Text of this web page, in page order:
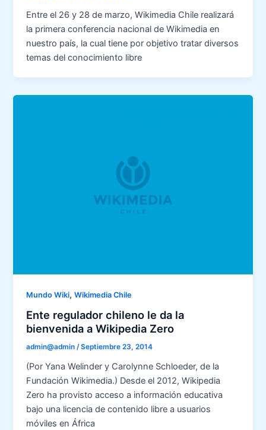
Entre el 26 y 28 de marzo, Wikimedia Chile realizará
la primera conferencia nacional de Wikimedia en
nuestro país, la cual tiene por objetivo tratar diversos
temas del conocimiento libre
Mundo Wiki,Wikimedia Chile
Ente regulador chileno le da la
bienvenida a Wikipedia Zero
admin@admin/Septiembre 23, 2014
(Por Yana Welinder y Carolynne Schloeder, de la
Fundación Wikimedia.) Desde el 2012, Wikipedia
Zero ha provisto acceso a información educativa
bajo una licencia de contenido libre a usuarios
móviles en África